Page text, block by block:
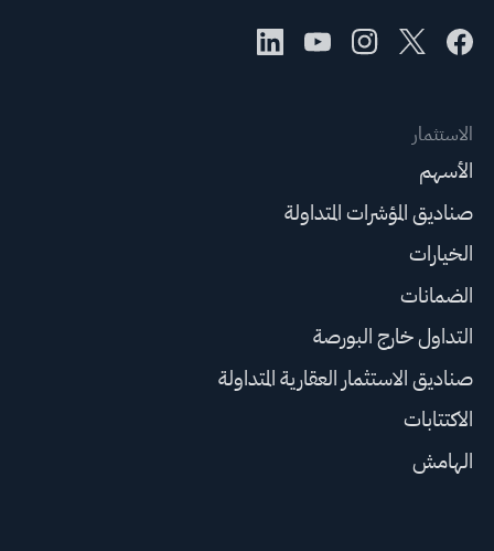
الاستثمار
الأسهم
صناديق المؤشرات المتداولة
الخيارات
الضمانات
التداول خارج البورصة
صناديق الاستثمار العقارية المتداولة
الاكتتابات
الهامش